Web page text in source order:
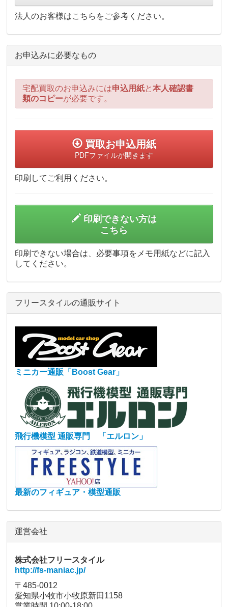
法人のお客様はこちらをご参考ください。
お申込みに必要なもの
宅配買取のお申込みには申込用紙と本人確認書
類のコピーが必要です。
買取お申込用紙
PDFファイルが開きます
印刷してご利用ください。
印刷できない方は
こちら
印刷できない場合は、必要事項をメモ用紙などに記入
してください。
フリースタイルの通販サイト
ミニカー通販「Boost Gear」
飛行機模型 通販専門 「エルロン」
最新のフィギュア・模型通販
運営会社
株式会社フリースタイル
http://fs-maniac.jp/
〒485-0012
愛知県小牧市小牧原新田1158